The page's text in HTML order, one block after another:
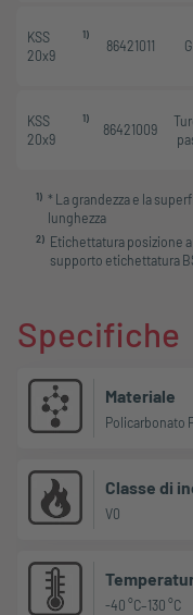
KSS
20x9
1)
86421011
KSS
20x9
1)
86421009
1) * La grandezza e la
lunghezza
2)
Etichettatura posizione
supporto etichettatura
Specifiche
Materiale
Policarbonato
Classe di
V0
-40 °C–130 °C